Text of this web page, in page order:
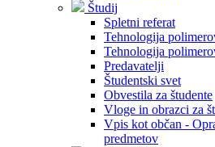
Študij
Spletni referat
Tehnologija
Tehnologija
Predavatelji
Študentski svet
Obvestila za študente
Vloge in obrazci za
Vpis kot občan -
predmetov